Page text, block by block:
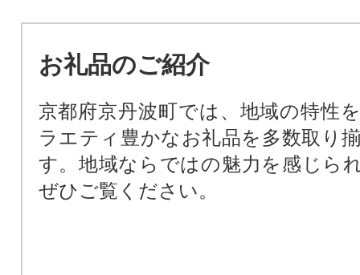
お礼品のご紹介
京都府京丹波町では、地域の特性
ラエティ豊かなお礼品を多数取り
す。地域ならではの魅力を感じら
ぜひご覧ください。